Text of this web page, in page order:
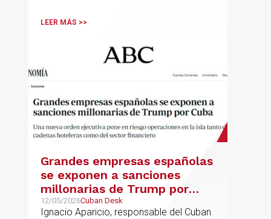
entidades trabajarán para ayudar a las
gestionar con mayor seguridad jurídica
sus principales retos regulatorios.
LEER MÁS >>
Grandes empresas españolas
se exponen a sanciones
millonarias de Trump por
Cuba
12/05/2026Cuban Desk
Ignacio Aparicio, responsable del Cuban